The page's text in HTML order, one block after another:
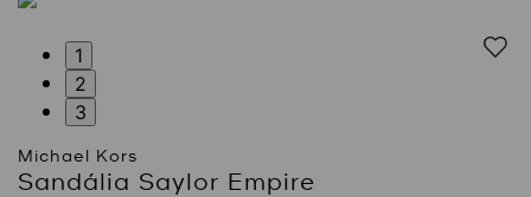
1
2
3
Sandália Saylor Empire